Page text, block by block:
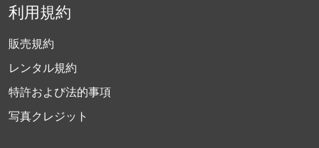
利用規約
販売規約
レンタル規約
特許および法的事項
写真クレジット